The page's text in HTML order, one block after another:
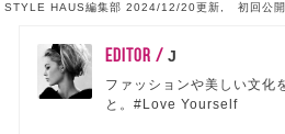
STYLE HAUS編集部 2024/12/20更新, 初回公
EDITOR /J
ファッションや美しい文化
と。#Love Yourself